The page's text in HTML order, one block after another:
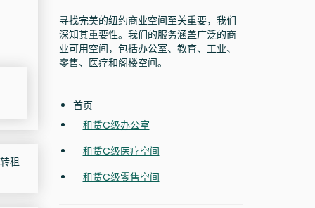
租
寻找完美的纽约商业空间至关重要，我们
深知其重要性。我们的服务涵盖广泛的商
业可用空间，包括办公室、教育、工业、
零售、医疗和阁楼空间。
首页
租赁C级办公室
租赁C级医疗空间
租赁C级零售空间